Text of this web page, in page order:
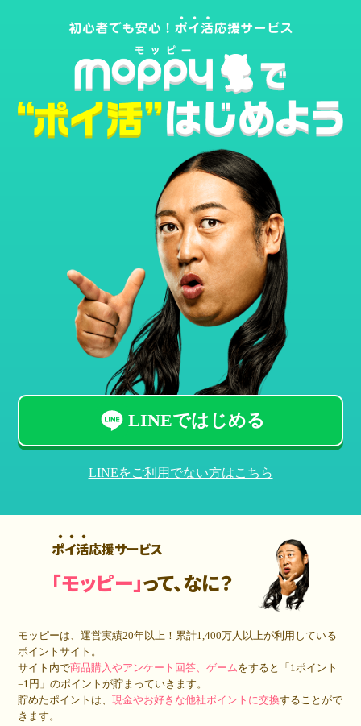
LINEではじめる
LINEをご利用でない方はこちら
ポイ活応援サービス
「モッピー」って、なに？
モッピーは、運営実績20年以上！累計1,400万人 以上が利用している
ポイントサイト。
サイト内で商品購入やアンケート回答、ゲームをすると「1ポイント
=1円」のポイントが貯まっていきます。
貯めたポイントは、現金やお好きな他社ポイントに交換することがで
きます。